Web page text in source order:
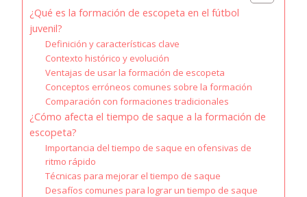
¿Qué es la formación de escopeta en el fútbol
juvenil?
Definición y características clave
Contexto histórico y evolución
Ventajas de usar la formación de escopeta
Conceptos erróneos comunes sobre la formación
Comparación con formaciones tradicionales
¿Cómo afecta el tiempo de saque a la formación de
escopeta?
Importancia del tiempo de saque en ofensivas de
ritmo rápido
Técnicas para mejorar el tiempo de saque
Desafíos comunes para lograr un tiempo de saque